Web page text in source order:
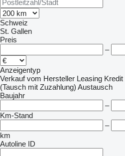
Schweiz
St. Gallen
Preis
–
Anzeigentyp
Verkauf vom Hersteller Leasing Kredit
(Tausch mit Zuzahlung) Austausch
Baujahr
–
Km-Stand
–
km
Autoline ID